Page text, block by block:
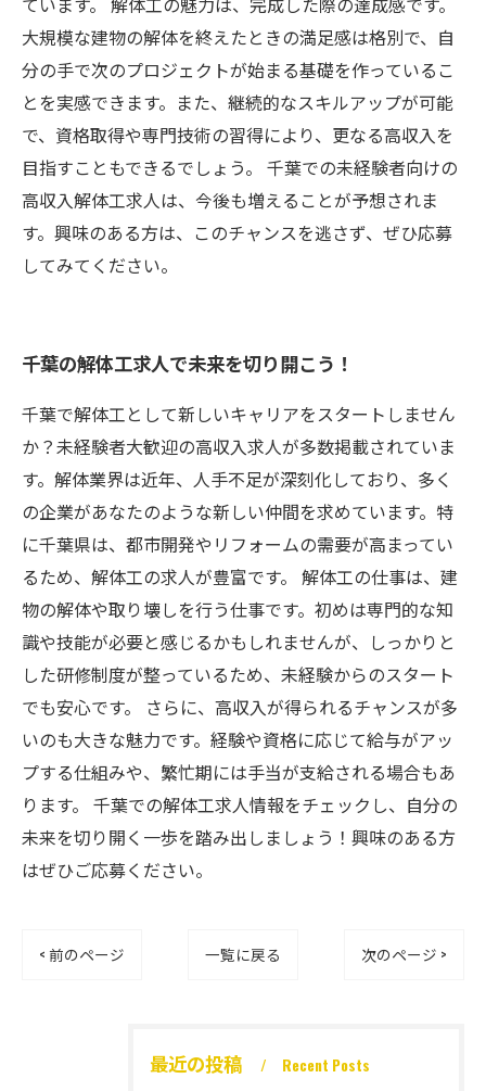
大規模な建物の解体を終えたときの満足感は格別で、自
分の手で次のプロジェクトが始まる基礎を作っているこ
とを実感できます。また、継続的なスキルアップが可能
で、資格取得や専門技術の習得により、更なる高収入を
目指すこともできるでしょう。 千葉での未経験者向けの
高収入解体工求人は、今後も増えることが予想されま
す。興味のある方は、このチャンスを逃さず、ぜひ応募
してみてください。
千葉の解体工求人で未来を切り開こう！
千葉で解体工として新しいキャリアをスタートしません
か？未経験者大歓迎の高収入求人が多数掲載されていま
す。解体業界は近年、人手不足が深刻化しており、多く
の企業があなたのような新しい仲間を求めています。特
に千葉県は、都市開発やリフォームの需要が高まってい
るため、解体工の求人が豊富です。 解体工の仕事は、建
物の解体や取り壊しを行う仕事です。初めは専門的な知
識や技能が必要と感じるかもしれませんが、しっかりと
した研修制度が整っているため、未経験からのスタート
でも安心です。 さらに、高収入が得られるチャンスが多
いのも大きな魅力です。経験や資格に応じて給与がアッ
プする仕組みや、繁忙期には手当が支給される場合もあ
ります。 千葉での解体工求人情報をチェックし、自分の
未来を切り開く一歩を踏み出しましょう！興味のある方
はぜひご応募ください。
< 前のページ 一覧に戻る 次のページ >
最近の投稿 Recent Posts